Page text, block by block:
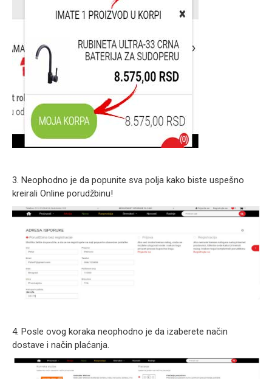
3. Neophodno je da popunite sva polja kako biste uspešno
kreirali Online porudžbinu!
4. Posle ovog koraka neophodno je da izaberete način
dostave i način plaćanja.